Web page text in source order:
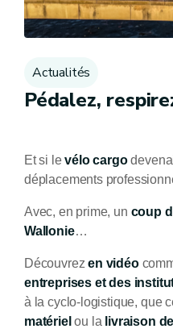
Actualités
Pédalez,
Et si levélo cargo
déplacements
Avec, en prime, un coup
Wallonie…
Découvrezen vidéo
entreprises et des
à la cyclo-logistique, que
matériel ou la livraison